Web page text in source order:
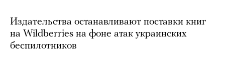
Издательства останавливают поставки книг
на Wildberries на фоне атак украинских
беспилотников